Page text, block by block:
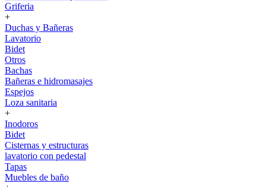
Griferia
+
Duchas y Bañeras
Lavatorio
Bidet
Otros
Bachas
Bañeras e hidromasajes
Espejos
Loza sanitaria
+
Inodoros
Bidet
Cisternas y estructuras
lavatorio con pedestal
Tapas
Muebles de baño